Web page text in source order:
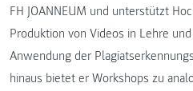
FH JOANNEUM und unterstützt
Produktion von Videos in Lehre
Anwendung der
hinaus bietet er Workshops zu